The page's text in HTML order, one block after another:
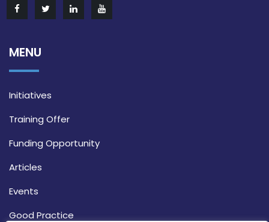
MENU
Initiatives
Training Offer
Funding Opportunity
Articles
Events
Good Practice